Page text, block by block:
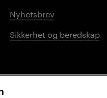
Nyhetsbrev
Sikkerhet og beredskap